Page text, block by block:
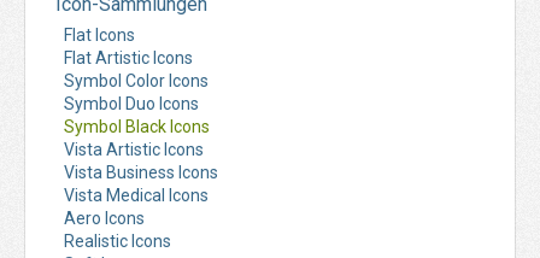
Flat Icons
Flat Artistic Icons
Symbol Color Icons
Symbol Duo Icons
Symbol Black Icons
Vista Artistic Icons
Vista Business Icons
Vista Medical Icons
Aero Icons
Realistic Icons